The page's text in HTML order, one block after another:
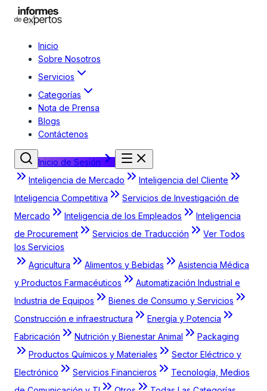
Inicio
Sobre Nosotros
Servicios
Categorías
Nota de Prensa
Blogs
Contáctenos
Inicio de Sesión
Inteligencia de Mercado
Inteligencia del Cliente
Inteligencia Competitiva
Servicios de Investigación de
Mercado
Inteligencia de los Empleados
Inteligencia
de Procurement
Servicios de Traducción
Ver Todos
los Servicios
Agricultura
Alimentos y Bebidas
Asistencia Médica
y Productos Farmacéuticos
Automatización Industrial e
Industria de Equipos
Bienes de Consumo y Servicios
Construcción e infraestructura
Energía y Potencia
Fabricación
Nutrición y Bienestar Animal
Packaging
Productos Químicos y Materiales
Sector Eléctrico y
Electrónico
Servicios Financieros
Tecnología, Medios